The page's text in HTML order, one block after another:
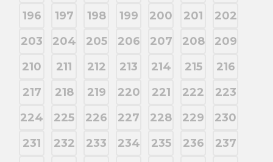
196
197 198 199 200 201
202
203
204 205 206 207 208
209
210
211 212 213 214 215
216
217
218 219 220 221 222
223
224
225 226 227 228 229
230
231
232 233 234 235 236
237